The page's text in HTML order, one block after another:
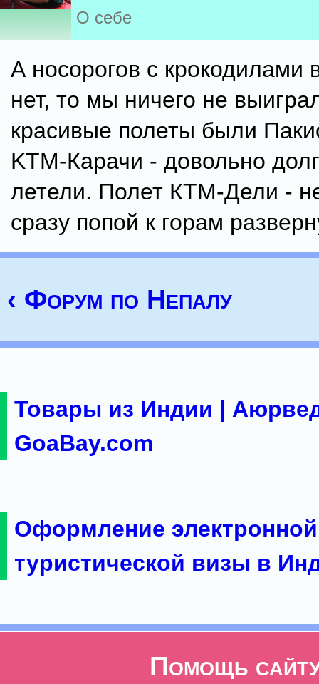
О себе
А носорогов с крокодилами
нет, то мы ничего не
красивые полеты были
KTM-Карачи - довольно
летели. Полет КТМ-Дели -
сразу попой к горам
‹ Форум по Непалу
Товары из Индии |
GoaBay.com
Оформление электронной
туристической визы в
Помощь